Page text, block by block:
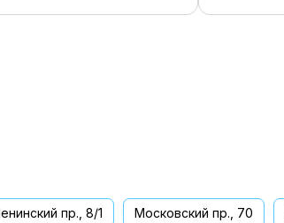
пр., 8/1 Московский пр., 70